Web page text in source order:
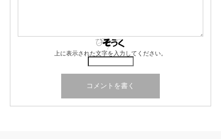
上に表示された文字を入力してください。